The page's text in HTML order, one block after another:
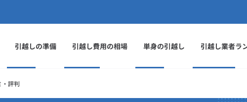
引越しの準備 引越し費用の相場 単身の引越し 引越し業者ラ
・評判